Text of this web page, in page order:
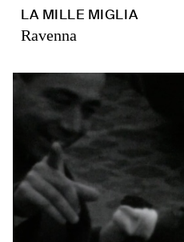
LA MILLE MIGLIA
Ravenna